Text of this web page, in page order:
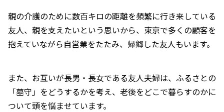
親の介護のために数百キロの距離を頻繁に行き来している
友人、親を支えたいという思いから、東京で多くの顧客を
抱えていながら自営業をたたみ、帰郷した友人もいます。
また、お互いが長男・長女である友人夫婦は、ふるさとの
「墓守」をどうするかを考え、老後をどこで暮らすのかに
ついて頭を悩ませています。